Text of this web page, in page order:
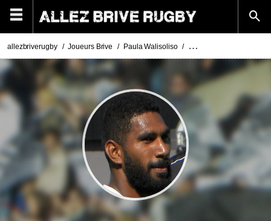
allezbriverugby Joueurs Brive Paula Walisoliso Actualités Paula